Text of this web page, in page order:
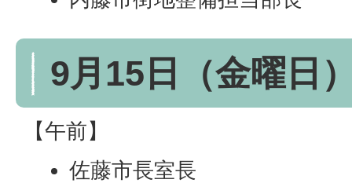
9月15日（金曜日
【午前】
佐藤市長室長